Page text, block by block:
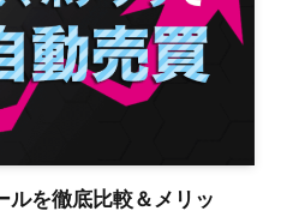
ルを徹底比較＆メリッ